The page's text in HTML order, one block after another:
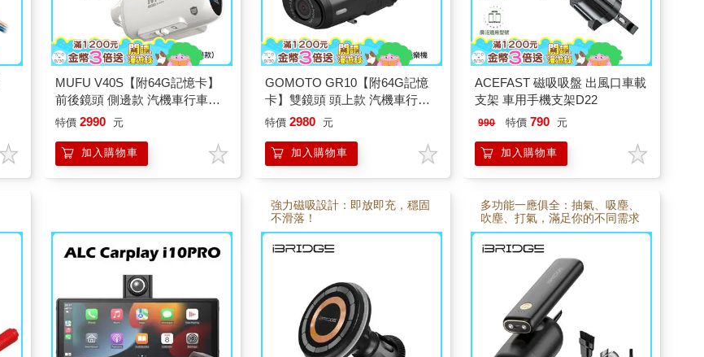
MUFU V40S【附64G記憶卡】
前後鏡頭 側邊款 汽機車行車記
錄器
特價 2990 元
加入購物車
GOMOTO GR10【附64G記憶
卡】雙鏡頭 頭上款 汽機車行車
記錄器 酷樂機
特價 2980 元
加入購物車
ACEFAST 磁吸吸盤 出風口車載
支架 車用手機支架D22
990 特價 790 元
加入購物車
強力磁吸設計：即放即充，穩固
不滑落！
多功能一應俱全：抽氣、吸塵、
吹塵、打氣，滿足你的不同需求